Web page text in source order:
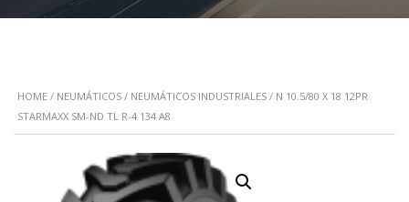
HOME / NEUMÁTICOS / NEUMÁTICOS INDUSTRIALES / N 10.5/80 X 18 12PR
STARMAXX SM-ND TL R-4 134 A8